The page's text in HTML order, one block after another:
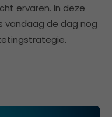
ervaren. In deze
vandaag de dag nog